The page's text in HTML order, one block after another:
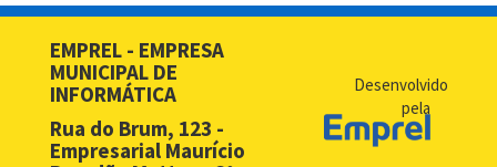
BPM - Cadastro Simplificado para Contribuintes de Outros
BPM - Desbloqueio de Senha Web - PF
EMPREL - EMPRESA
MUNICIPAL DE
INFORMÁTICA
Rua do Brum, 123 -
Empresarial Maurício
Desenvolvido
pela